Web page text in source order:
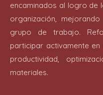
encaminados al logro de
organización,
grupo de trabajo.
participar activamente
productividad,
materiales.